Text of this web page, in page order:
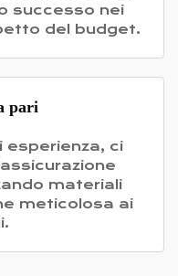
successo nei
del budget.
pari
esperienza, ci
materiali
meticolosa ai